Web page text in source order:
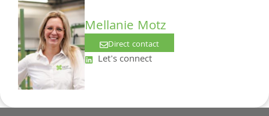
Mellanie Motz
Direct contact
Let's connect